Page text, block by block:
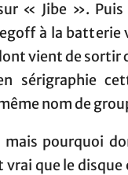
« Jibe ».
à la
vient de sortir
sérigraphie
nom de
pourquoi
vrai que le